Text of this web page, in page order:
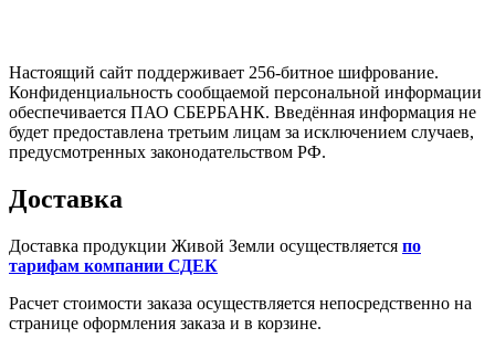
Настоящий сайт поддерживает 256-битное шифрование.
Конфиденциальность сообщаемой персональной информации
обеспечивается ПАО СБЕРБАНК. Введённая информация не
будет предоставлена третьим лицам за исключением случаев,
предусмотренных законодательством РФ.
Доставка
Доставка продукции Живой Земли осуществляется по
тарифам компании СДЕК
Расчет стоимости заказа осуществляется непосредственно на
странице оформления заказа и в корзине.